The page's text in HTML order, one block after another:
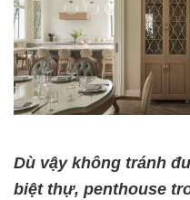
Dù vậy không tránh
biệt thự, penthouse